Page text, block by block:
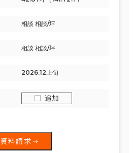
相談 相談/坪
相談 相談/坪
2026.12上旬
追加
資料請求